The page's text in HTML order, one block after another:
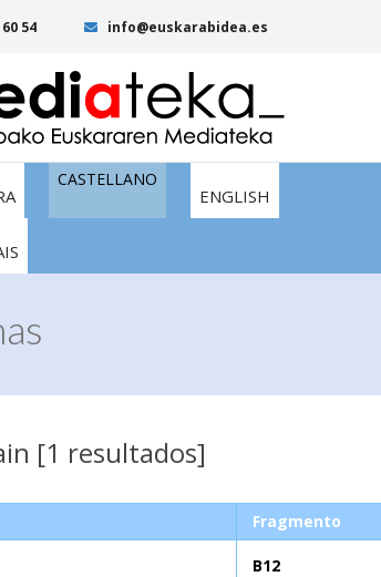
54 info@euskarabidea.es
CASTELLANO
ENGLISH
[1 resultados]
Fragmento
B12